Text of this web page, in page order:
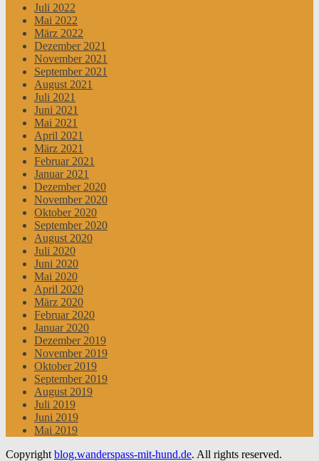
Juli 2022
Mai 2022
März 2022
Dezember 2021
November 2021
September 2021
August 2021
Juli 2021
Juni 2021
Mai 2021
April 2021
März 2021
Februar 2021
Januar 2021
Dezember 2020
November 2020
Oktober 2020
September 2020
August 2020
Juli 2020
Juni 2020
Mai 2020
April 2020
März 2020
Februar 2020
Januar 2020
Dezember 2019
November 2019
Oktober 2019
September 2019
August 2019
Juli 2019
Juni 2019
Mai 2019
Copyright blog.wanderspass-mit-hund.de. All rights reserved.